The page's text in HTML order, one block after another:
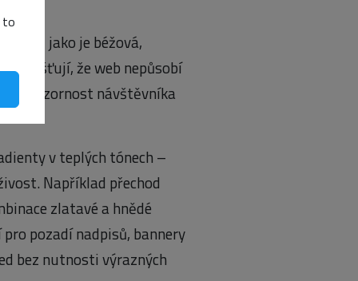
to
jako je béžová,
zajišťují, že web nepůsobí
pozornost návštěvníka
v teplých tónech –
Například přechod
zlatavé a hnědé
pozadí nadpisů, bannery
bez nutnosti výrazných